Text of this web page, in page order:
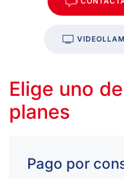
Elige uno
planes
Pago por